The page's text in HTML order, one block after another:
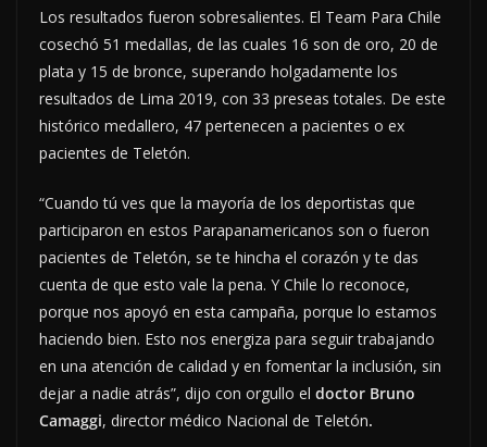
Los resultados fueron sobresalientes. El Team Para Chile
cosechó 51 medallas, de las cuales 16 son de oro, 20 de
plata y 15 de bronce, superando holgadamente los
resultados de Lima 2019, con 33 preseas totales. De este
histórico medallero, 47 pertenecen a pacientes o ex
pacientes de Teletón.
“Cuando tú ves que la mayoría de los deportistas que
participaron en estos Parapanamericanos son o fueron
pacientes de Teletón, se te hincha el corazón y te das
cuenta de que esto vale la pena. Y Chile lo reconoce,
porque nos apoyó en esta campaña, porque lo estamos
haciendo bien. Esto nos energiza para seguir trabajando
en una atención de calidad y en fomentar la inclusión, sin
dejar a nadie atrás”, dijo con orgullo el doctor Bruno
Camaggi, director médico Nacional de Teletón.